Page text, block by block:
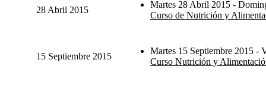
28 Abril 2015
Martes 28 Abril 2015 -
Curso de Nutrición y
15 Septiembre 2015
Martes 15 Septiembre 2015 -
Curso Nutrición y